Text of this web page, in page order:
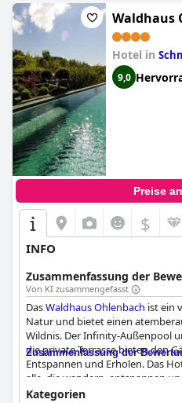
romantische hotels
erwachsenenhotelsandhotels
Waldhaus
Hotel in
9,0
Preise
$
INFO
Zusammenfassung der
Von KI zusammengefasst
DasWaldhaus Ohlenbach ist ein
Natur und bietet einen
Wildnis. Der Infinity-Außenpool
die private Terrasse bieten den
Entspannen und Erholen. Das
alle, die wandern, entspannen
Sauerlandes genießen möchten.
Zusammenfassung der
Kategorien